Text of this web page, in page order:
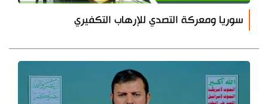
سوريا ومعركة التصدي للإرهاب التكفيري